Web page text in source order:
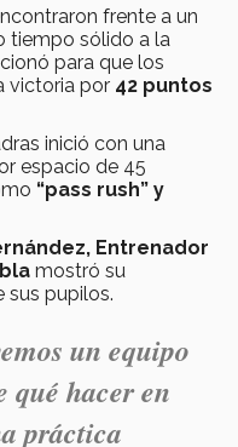
frente a un
tiempo sólido a la
para que los
victoria por 42 puntos
inició con una
espacio de 45
“pass rush” y
Entrenador
mostró su
sus pupilos.
un equipo
qué hacer en
práctica